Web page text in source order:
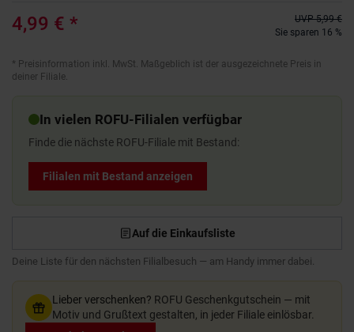
4,99 € * UVP 5,99 €
Sie sparen 16 %
* Preisinformation inkl. MwSt. Maßgeblich ist der ausgezeichnete Preis in
deiner Filiale.
In vielen ROFU-Filialen verfügbar
Finde die nächste ROFU-Filiale mit Bestand:
Filialen mit Bestand anzeigen
Auf die Einkaufsliste
Deine Liste für den nächsten Filialbesuch — am Handy immer dabei.
Lieber verschenken? ROFU Geschenkgutschein — mit
Motiv und Grußtext gestalten, in jeder Filiale einlösbar.